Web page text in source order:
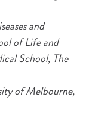
and
of Life and
School, The
of Melbourne,